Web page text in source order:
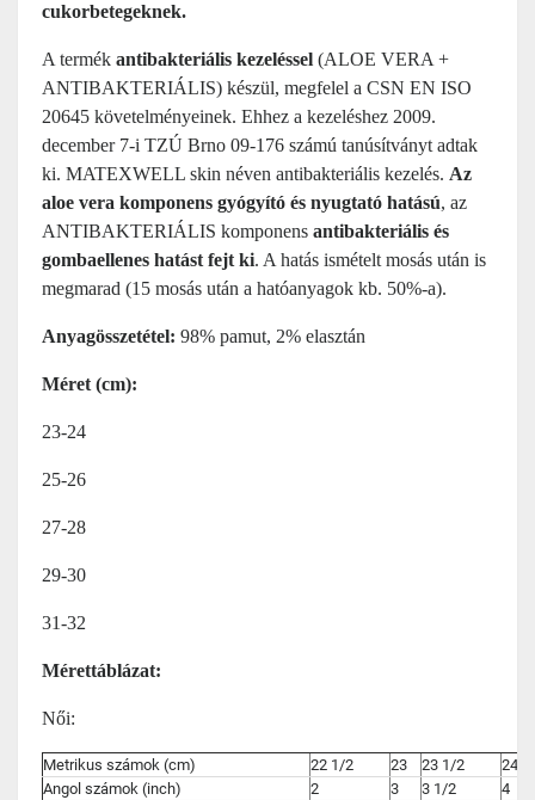
cukorbetegeknek.
A termék antibakteriális kezeléssel (ALOE VERA +
ANTIBAKTERIÁLIS) készül, megfelel a CSN EN ISO
20645 követelményeinek. Ehhez a kezeléshez 2009.
december 7-i TZÚ Brno 09-176 számú tanúsítványt adtak
ki. MATEXWELL skin néven antibakteriális kezelés. Az
aloe vera komponens gyógyító és nyugtató hatású, az
ANTIBAKTERIÁLIS komponens antibakteriális és
gombaellenes hatást fejt ki. A hatás ismételt mosás után is
megmarad (15 mosás után a hatóanyagok kb. 50%-a).
Anyagösszetétel: 98% pamut, 2% elasztán
Méret (cm):
23-24
25-26
27-28
29-30
31-32
Mérettáblázat:
Női:
Metrikus számok (cm) 22 1/2 23 23 1/2 24
Angol számok (inch)
2 3 3 1/2 4